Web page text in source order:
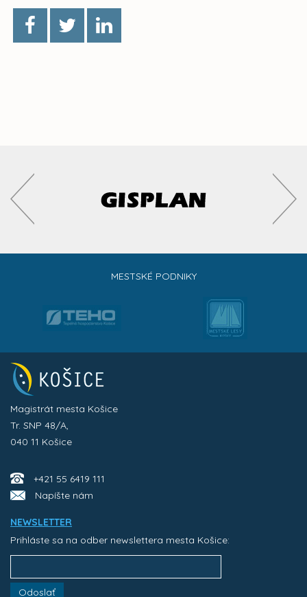
MESTSKÉ PODNIKY
Magistrát mesta Košice
Tr. SNP 48/A,
040 11 Košice
+421 55 6419 111
Napíšte nám
NEWSLETTER
Prihláste sa na odber newslettera mesta Košice:
Odoslať